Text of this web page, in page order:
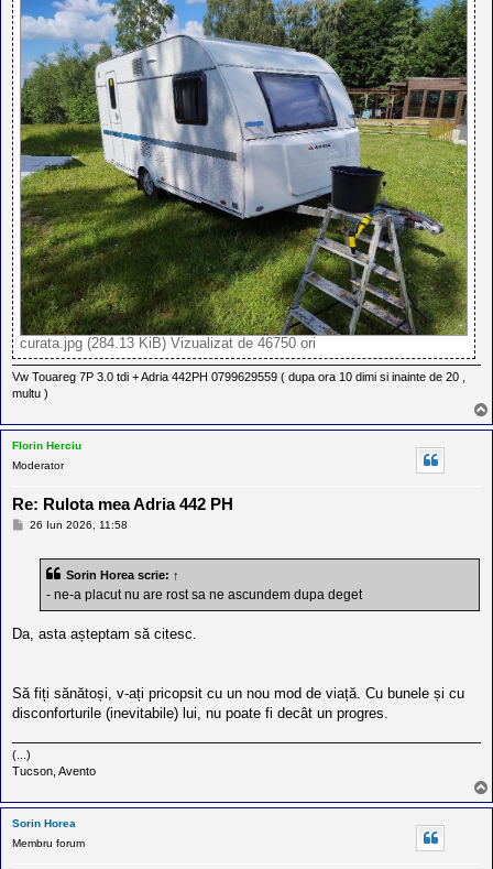
curata.jpg (284.13 KiB) Vizualizat de 46750 ori
Vw Touareg 7P 3.0 tdi + Adria 442PH 0799629559 ( dupa ora 10 dimi si inainte de 20 ,
multu )
Florin Herciu
Moderator
Re: Rulota mea Adria 442 PH
M26 Iun 2026, 11:58
Sorin Horea scrie: ↑
- ne-a placut nu are rost sa ne ascundem dupa deget
Da, asta așteptam să citesc.
Să fiți sănătoși, v-ați pricopsit cu un nou mod de viață. Cu bunele și cu
disconforturile (inevitabile) lui, nu poate fi decât un progres.
(...)
Tucson, Avento
Sorin Horea
Membru forum